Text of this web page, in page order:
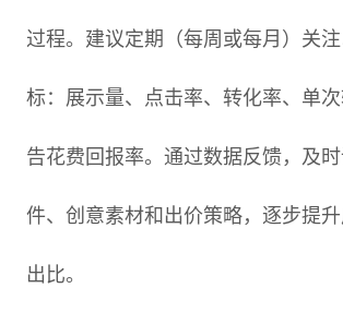
过程。建议定期（每周或每月）关
标：展示量、点击率、转化率、单
告花费回报率。通过数据反馈，及
件、创意素材和出价策略，逐步提
出比。